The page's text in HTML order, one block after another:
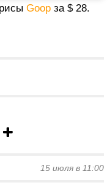
Goop за $ 28.
15 июля в 11:00